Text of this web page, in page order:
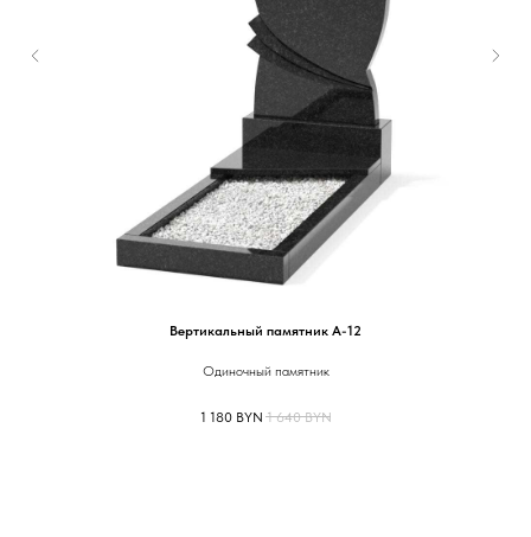
Вертикальный памятник А-12
Одиночный памятник
1 180 BYN 1 640 BYN